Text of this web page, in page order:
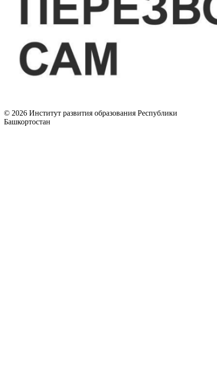
© 2026 Институт развития образования Республики
Башкортостан